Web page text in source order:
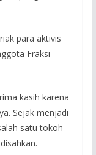
para aktivis
Fraksi
kasih karena
Sejak menjadi
satu tokoh